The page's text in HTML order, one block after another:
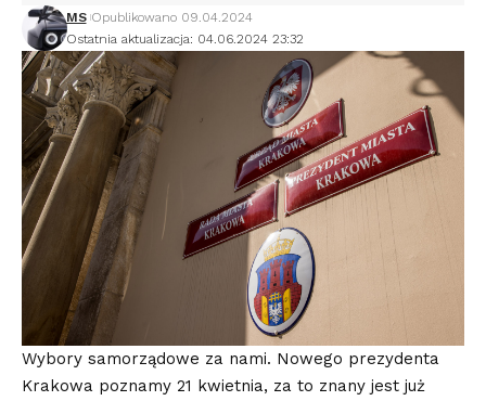
Ostatnia aktualizacja: 04.06.2024 23:32
MS Opublikowano 09.04.2024
Wybory samorządowe za nami. Nowego prezydenta
Krakowa poznamy 21 kwietnia, za to znany jest już